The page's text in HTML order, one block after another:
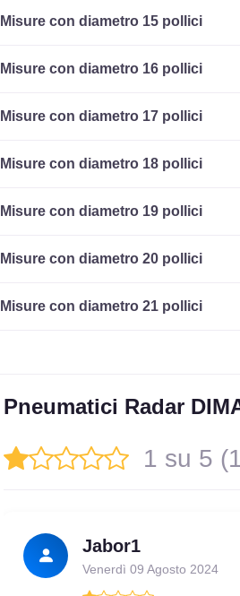
175/70 R14 86H M+S XL
Misure con diametro 15 pollici
Misure con diametro 16 pollici
Misure con diametro 17 pollici
Misure con diametro 18 pollici
Misure con diametro 19 pollici
Misure con diametro 20 pollici
Misure con diametro 21 pollici
Pneumatici Radar
1 su 5
Jabor1
Venerdì 09 Agosto 2024